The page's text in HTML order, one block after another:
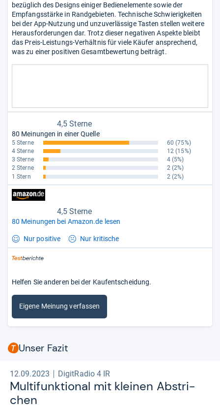
bezüglich des Designs einiger Bedienelemente sowie der
Empfangsstärke in Randgebieten. Technische Schwierigkeiten
bei der App-Nutzung und unzuverlässige Tasten stellen weitere
Herausforderungen dar. Trotz dieser negativen Aspekte bleibt
das Preis-Leistungs-Verhältnis für viele Käufer ansprechend,
was zu einer positiven Gesamtbewertung beiträgt.
4,5 Sterne
80 Meinungen in einer Quelle
5 Sterne 60 (75%)
4 Sterne
12 (15%)
3 Sterne
4 (5%)
2 Sterne
2 (2%)
1 Stern
2 (2%)
4,5 Sterne
80 Meinungen bei Amazon.de lesen
Nur positive Nur kritische
Helfen Sie anderen bei der Kaufentscheidung.
Eigene Meinung verfassen
Unser Fazit
12.09.2023 DigitRadio 4 IR
Mul­ti­funk­tio­nal mit klei­nen Abstri­
chen